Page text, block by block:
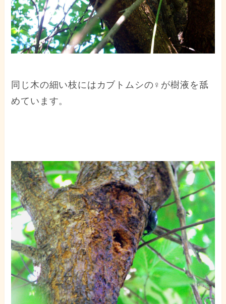
同じ木の細い枝にはカブトムシの♀が樹液を舐
めています。